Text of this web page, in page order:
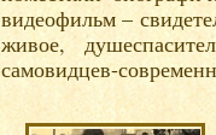
видеофильм –
живое,
самовидцев-